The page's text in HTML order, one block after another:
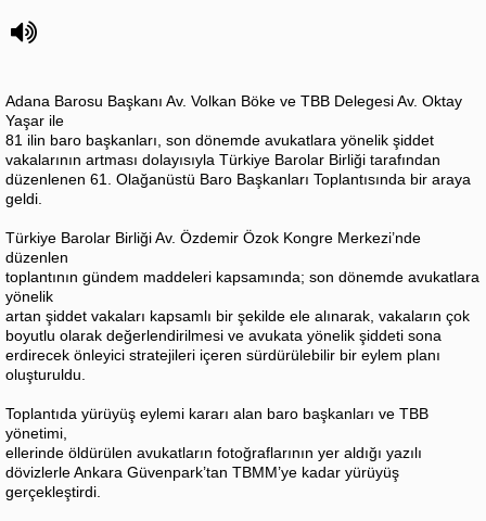
Adana Barosu Başkanı Av. Volkan Böke ve TBB Delegesi Av. Oktay
Yaşar ile
81 ilin baro başkanları, son dönemde avukatlara yönelik şiddet
vakalarının artması dolayısıyla Türkiye Barolar Birliği tarafından
düzenlenen 61. Olağanüstü Baro Başkanları Toplantısında bir araya
geldi.
Türkiye Barolar Birliği Av. Özdemir Özok Kongre Merkezi’nde
düzenlen
toplantının gündem maddeleri kapsamında; son dönemde avukatlara
yönelik
artan şiddet vakaları kapsamlı bir şekilde ele alınarak, vakaların çok
boyutlu olarak değerlendirilmesi ve avukata yönelik şiddeti sona
erdirecek önleyici stratejileri içeren sürdürülebilir bir eylem planı
oluşturuldu.
Toplantıda yürüyüş eylemi kararı alan baro başkanları ve TBB
yönetimi,
ellerinde öldürülen avukatların fotoğraflarının yer aldığı yazılı
dövizlerle Ankara Güvenpark’tan TBMM’ye kadar yürüyüş
gerçekleştirdi.